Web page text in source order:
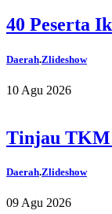
40 Peserta
Daerah.Zlideshow
10 Agu 2026
Tinjau TKM
Daerah.Zlideshow
09 Agu 2026